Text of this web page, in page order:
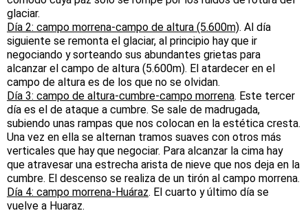
glaciar.
Día 2: campo morrena-campo de altura (5.600m). Al día
siguiente se remonta el glaciar, al principio hay que ir
negociando y sorteando sus abundantes grietas para
alcanzar el campo de altura (5.600m). El atardecer en el
campo de altura es de los que no se olvidan.
Día 3: campo de altura-cumbre-campo morrena. Este tercer
día es el de ataque a cumbre. Se sale de madrugada,
subiendo unas rampas que nos colocan en la estética cresta.
Una vez en ella se alternan tramos suaves con otros más
verticales que hay que negociar. Para alcanzar la cima hay
que atravesar una estrecha arista de nieve que nos deja en la
cumbre. El descenso se realiza de un tirón al campo morrena.
Día 4: campo morrena-Huáraz. El cuarto y último día se
vuelve a Huaraz.